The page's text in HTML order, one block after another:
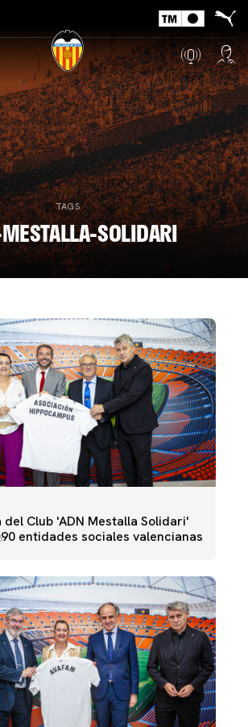
TAGS
SOLIDARI
del Club 'ADN Mestalla Solidari'
entidades sociales valencianas